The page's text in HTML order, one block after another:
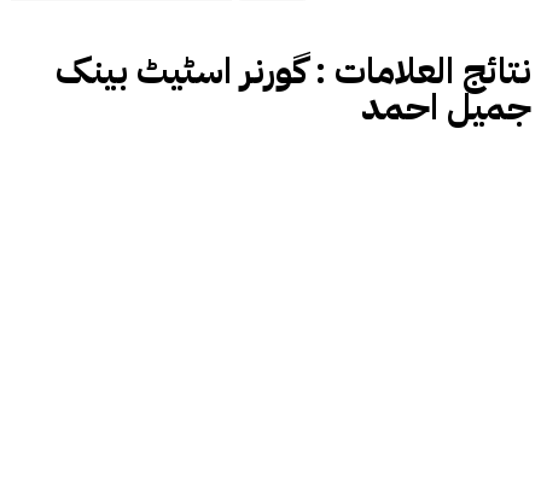
نتائج العلامات :گورنر اسٹیٹ بینک
جمیل احمد